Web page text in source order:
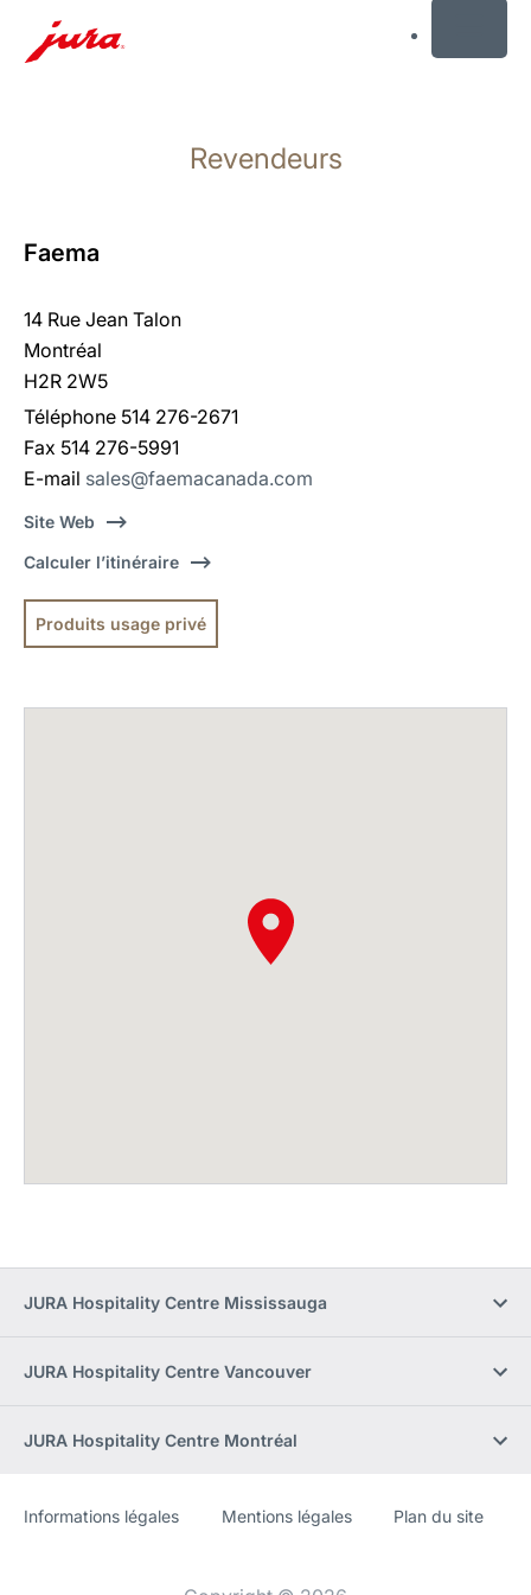
recherche
Revendeurs
Faema
14 Rue Jean Talon
Montréal
H2R 2W5
Téléphone 514 276-2671
Fax 514 276-5991
E-mail sales@faemacanada.com
Site Web
Calculer l’itinéraire
Produits usage privé
JURA Hospitality Centre Mississauga
JURA Hospitality Centre Vancouver
JURA Hospitality Centre Montréal
Site
[Website
Informations légales Mentions légales Plan du site